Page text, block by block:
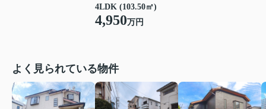
4LDK (103.50㎡)
4,950万円
よく見られている物件